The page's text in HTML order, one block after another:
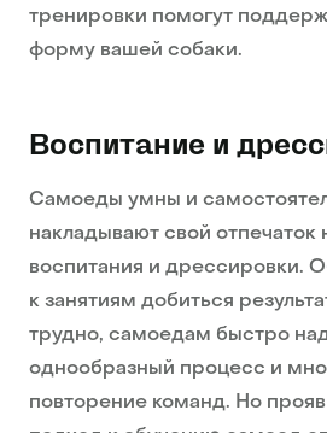
тренировки помогут
форму вашей собаки.
Воспитание и
Самоеды умны и
накладывают свой отпечаток
воспитания и дрессировки.
к занятиям добиться
трудно, самоедам быстро
однообразный процесс и
повторение команд. Но